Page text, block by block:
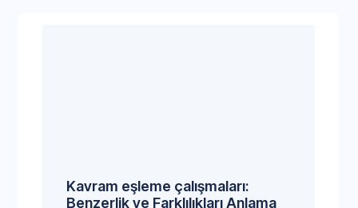
Kavram eşleme çalışmaları:
Benzerlik ve Farklılıkları Anlama